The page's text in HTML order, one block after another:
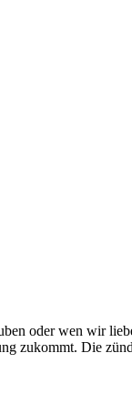
oder wen wir
zukommt. Die